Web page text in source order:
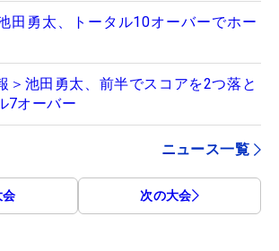
田勇太、トータル10オーバーでホー
＞池田勇太、前半でスコアを2つ落と
7オーバー
ニュース一覧
会 次の大会